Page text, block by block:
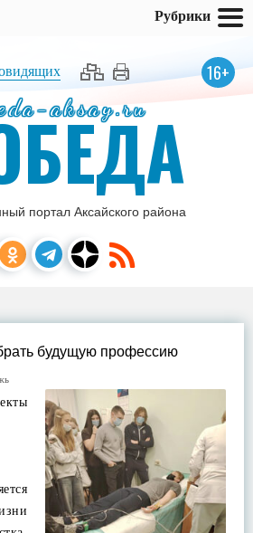
16+
aksay.ru
портал Аксайского района
будущую профессию
Рубрики